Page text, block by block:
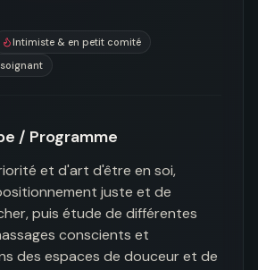
Intimiste & en petit comité
/ Programme
et d'art d'être en soi,
juste et de
puis étude de différentes
conscients et
des espaces de douceur et de